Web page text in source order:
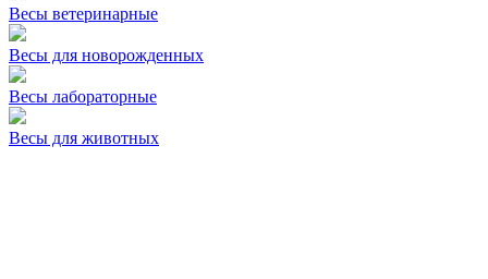
Весы ветеринарные
Весы для новорожденных
Весы лабораторные
Весы для животных